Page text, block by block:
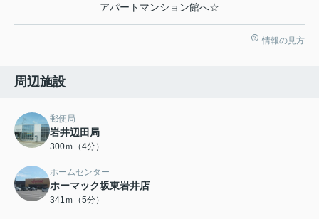
アパートマンション館へ☆
情報の見方
周辺施設
郵便局
岩井辺田局
300ｍ（4分）
ホームセンター
ホーマック坂東岩井店
341ｍ（5分）